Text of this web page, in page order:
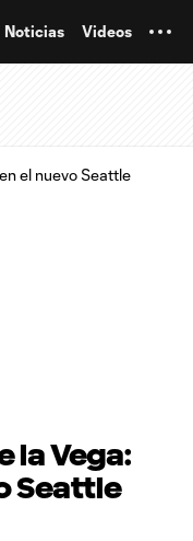
Noticias Videos
la Vega:
Seattle